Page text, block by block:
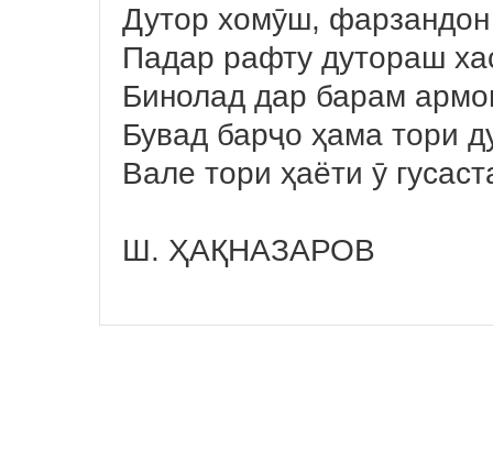
Дутор хомӯш, фарзандон
Падар рафту дутораш
Бинолад дар барам
Бувад барҷо ҳама тори
Вале тори ҳаёти ӯ
Ш. ҲАҚНАЗАРОВ